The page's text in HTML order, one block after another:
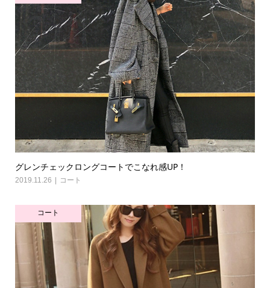
グレンチェックロングコートでこなれ感UP！
2019.11.26 コート
コート